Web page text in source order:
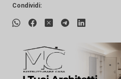
Condividi: